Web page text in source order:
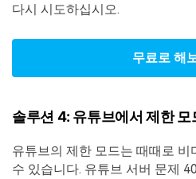
다시 시도하십시오.
무료로 해
솔루션 4: 유튜브에서 제한 모
유튜브의 제한 모드는 때때로 비
수 있습니다. 유튜브 서버 문제